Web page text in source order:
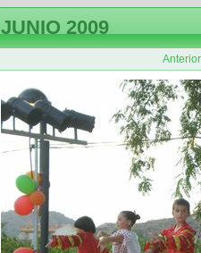
JUNIO 2009
Anterior